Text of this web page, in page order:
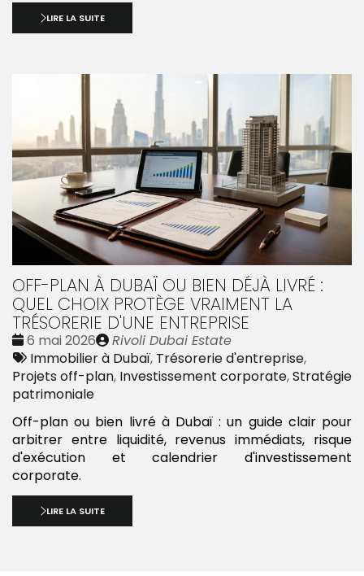
LIRE LA SUITE
OFF-PLAN À DUBAÏ OU BIEN DÉJÀ LIVRÉ :
QUEL CHOIX PROTÈGE VRAIMENT LA
TRÉSORERIE D'UNE ENTREPRISE
Date
:
6 mai 2026
Publié
par
Rivoli Dubai Estate
Tags
:
Immobilier à Dubaï, Trésorerie d'entreprise,
Projets off-plan, Investissement corporate,Stratégie
patrimoniale
Off-plan ou bien livré à Dubaï : un guide clair pour
arbitrer entre liquidité, revenus immédiats, risque
d'exécution et calendrier d'investissement
corporate.
LIRE LA SUITE